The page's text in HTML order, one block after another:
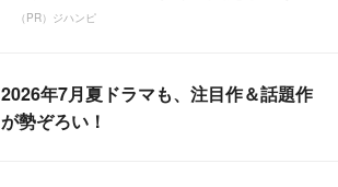
（PR）ジハンピ
2026年7月夏ドラマも、注目作＆話題作
が勢ぞろい！